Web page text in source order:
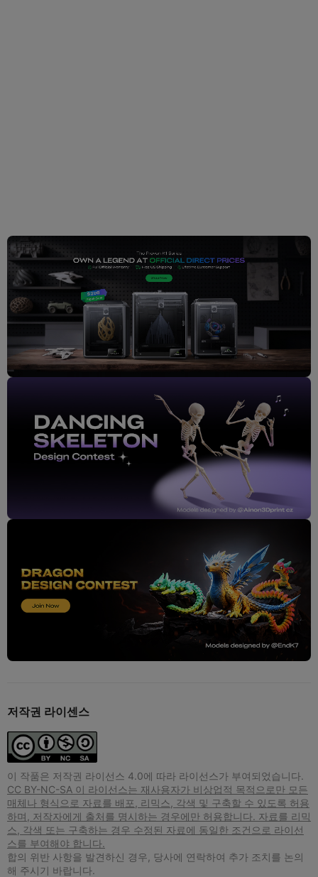
저작권 라이센스
이 작품은 저작권 라이선스 4.0에 따라 라이선스가 부여되었습니다.
CC BY-NC-SA 이 라이선스는 재사용자가 비상업적 목적으로만 모든
매체나 형식으로 자료를 배포, 리믹스, 각색 및 구축할 수 있도록 허용
하며, 저작자에게 출처를 명시하는 경우에만 허용합니다. 자료를 리믹
스, 각색 또는 구축하는 경우 수정된 자료에 동일한 조건으로 라이선
스를 부여해야 합니다.
합의 위반 사항을 발견하신 경우, 당사에 연락하여 추가 조치를 논의
해 주시기 바랍니다.